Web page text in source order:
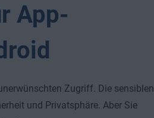
App-
Zugriff. Die sensiblen
und Privatsphäre. Aber Sie